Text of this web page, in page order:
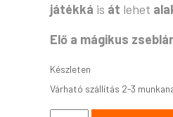
játékká is át lehet
Elő a mágikus
Készleten